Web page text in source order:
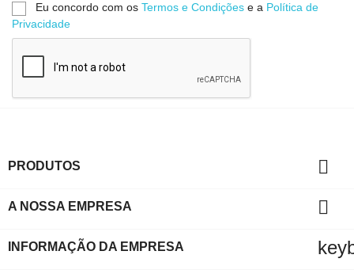
Eu concordo com os Termos e Condições e a Política de
Privacidade
PRODUTOS 
A NOSSA EMPRESA 
INFORMAÇÃO DA EMPRESA